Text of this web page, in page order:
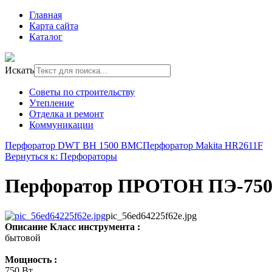
Главная
Карта сайта
Каталог
Искать
Советы по строительству
Утепление
Отделка и ремонт
Коммуникации
Перфоратор DWT BH 1500 BMCПерфоратор Makita HR2611F
Вернуться к: Перфораторы
Перфоратор ПРОТОН ПЭ-
pic_56ed64225f62e.jpg
Описание Класс инструмента :
бытовой
Мощность :